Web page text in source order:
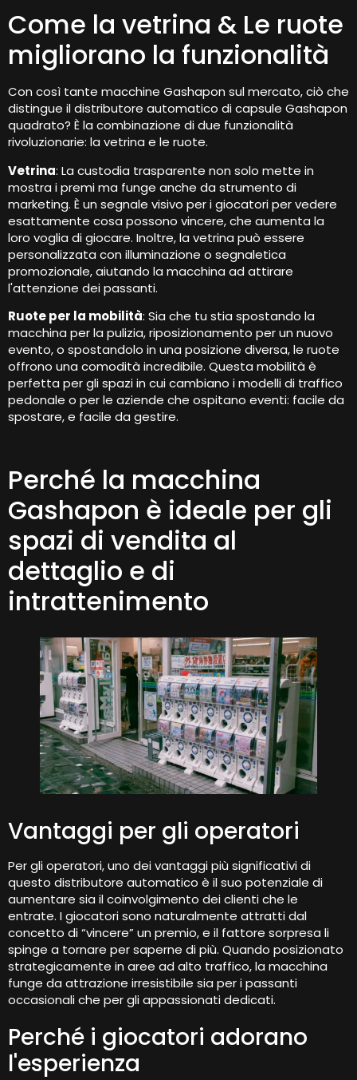
Come la vetrina & Le ruote
migliorano la funzionalità
Con così tante macchine Gashapon sul mercato, ciò che
distingue il distributore automatico di capsule Gashapon
quadrato? È la combinazione di due funzionalità
rivoluzionarie: la vetrina e le ruote.
Vetrina: La custodia trasparente non solo mette in
mostra i premi ma funge anche da strumento di
marketing. È un segnale visivo per i giocatori per vedere
esattamente cosa possono vincere, che aumenta la
loro voglia di giocare. Inoltre, la vetrina può essere
personalizzata con illuminazione o segnaletica
promozionale, aiutando la macchina ad attirare
l'attenzione dei passanti.
Ruote per la mobilità: Sia che tu stia spostando la
macchina per la pulizia, riposizionamento per un nuovo
evento, o spostandolo in una posizione diversa, le ruote
offrono una comodità incredibile. Questa mobilità è
perfetta per gli spazi in cui cambiano i modelli di traffico
pedonale o per le aziende che ospitano eventi: facile da
spostare, e facile da gestire.
Perché la macchina
Gashapon è ideale per gli
spazi di vendita al
dettaglio e di
intrattenimento
Vantaggi per gli operatori
Per gli operatori, uno dei vantaggi più significativi di
questo distributore automatico è il suo potenziale di
aumentare sia il coinvolgimento dei clienti che le
entrate. I giocatori sono naturalmente attratti dal
concetto di “vincere” un premio, e il fattore sorpresa li
spinge a tornare per saperne di più. Quando posizionato
strategicamente in aree ad alto traffico, la macchina
funge da attrazione irresistibile sia per i passanti
occasionali che per gli appassionati dedicati.
Perché i giocatori adorano
l'esperienza